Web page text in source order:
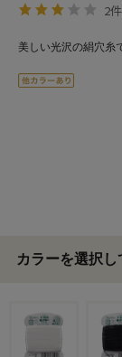
2件
美しい光沢の絹穴糸
カラーを選択